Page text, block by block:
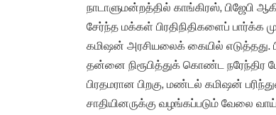
நாடாளுமன்றத்தில் காங்கிரஸ், பிஜேபி
சேர்ந்த மக்கள் பிரதிநிதிகளைப் பார்க்க
கமிஷன் அரசியலைக் கையில் எடுத்தது.
தன்னை நிரூபித்துக் கொண்ட நரேந்திர
பிரதமரான பிறகு, மண்டல் கமிஷன்
சாதியினருக்கு வழங்கப்படும் வேலை